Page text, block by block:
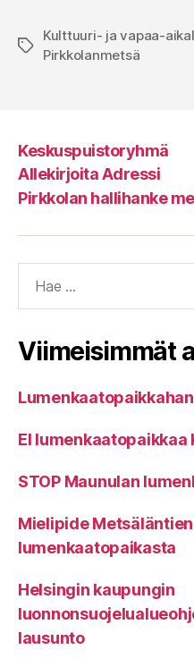
Avainsanat
Kulttuuri- ja vapaa-
Pirkkolanmetsä
Keskuspuistoryhmä
Allekirjoita Adressi
Pirkkolan hallihanke
Viimeisimmät
EI lumenkaatopaikkaa
STOP Maunulan
Mielipide
lumenkaatopaikasta
Helsingin kaupungin
lausunto